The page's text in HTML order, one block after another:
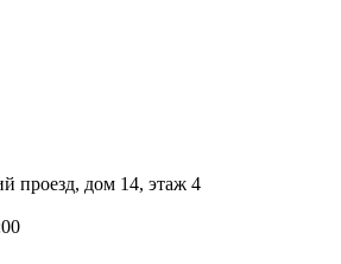
проезд, дом 14, этаж 4